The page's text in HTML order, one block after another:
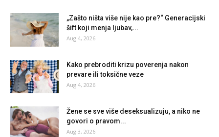
„Zašto ništa više nije kao pre?“ Generacijski
šift koji menja ljubav,...
Aug 4, 2026
Kako prebroditi krizu poverenja nakon
prevare ili toksične veze
Aug 4, 2026
Žene se sve više deseksualizuju, a niko ne
govori o pravom...
Aug 3, 2026